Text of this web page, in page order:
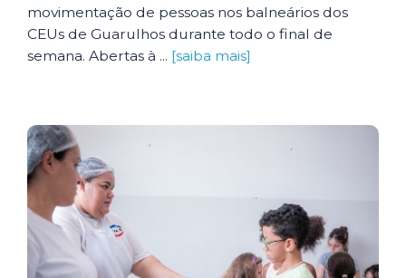
movimentação de pessoas nos balneários dos
CEUs de Guarulhos durante todo o final de
semana. Abertas à ... [saiba mais]